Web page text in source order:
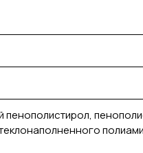
пенополистирол,